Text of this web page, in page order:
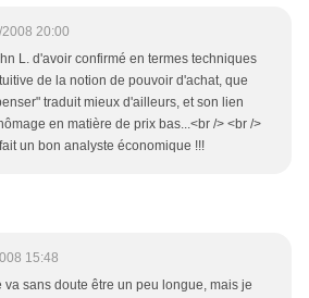
20:00
L. d'avoir confirmé en termes techniques
de la notion de pouvoir d'achat, que
traduit mieux d'ailleurs, et son lien
en matière de prix bas...<br /> <br />
un bon analyste économique !!!
15:48
va sans doute être un peu longue, mais je